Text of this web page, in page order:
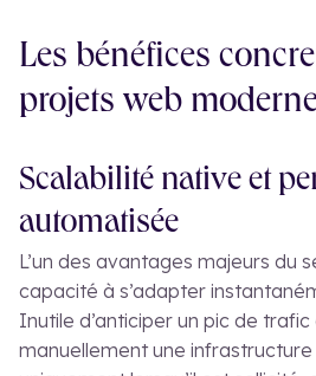
Les bénéfices
projets web
Scalabilité native et
automatisée
L’un des avantages majeurs du
capacité à s’adapter
Inutile d’anticiper un pic de
manuellement une infrastructure